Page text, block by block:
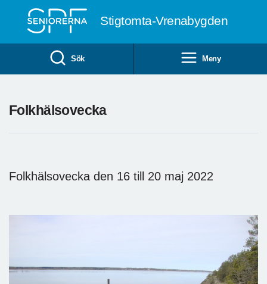
Stigtomta-Vrenabygden
Sök Meny
Folkhälsovecka
Folkhälsovecka den 16 till 20 maj 2022